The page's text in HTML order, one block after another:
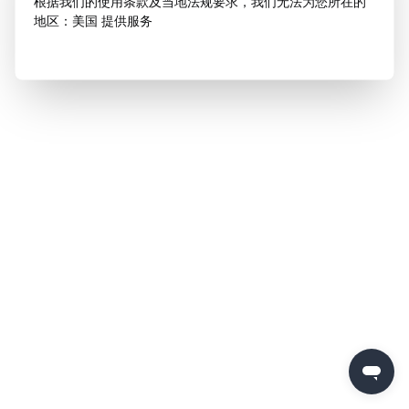
地区：美国 提供服务